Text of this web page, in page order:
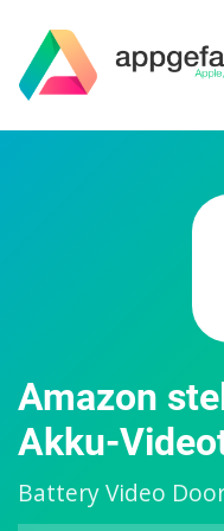
Amazon
Akku-
Battery Video